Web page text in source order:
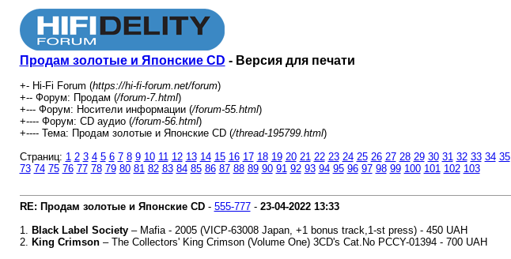
Продам золотые и Японские CD - Версия для печати
+- Hi-Fi Forum (https://hi-fi-forum.net/forum)
+-- Форум: Продам (/forum-7.html)
+--- Форум: Носители информации (/forum-55.html)
+---- Форум: СD аудио (/forum-56.html)
+---- Тема: Продам золотые и Японские CD (/thread-195799.html)
Страниц: 1 2 3 4 5 6 7 8 9 10 11 12 13 14 15 16 17 18 19 20 21 22 23 24 25 26 27 28 29 30 31 32 33 34 35
73 74 75 76 77 78 79 80 81 82 83 84 85 86 87 88 89 90 91 92 93 94 95 96 97 98 99 100 101 102 103
RE: Продам золотые и Японские CD- 555-777- 23-04-2022 13:33
1. Black Label Society‎– Mafia - 2005 (VICP-63008 Japan, +1 bonus track,1-st press) - 450 UAH
2. King Crimson‎– The Collectors' King Crimson (Volume One) 3CD's Cat.No PCCY-01394 - 700 UAH